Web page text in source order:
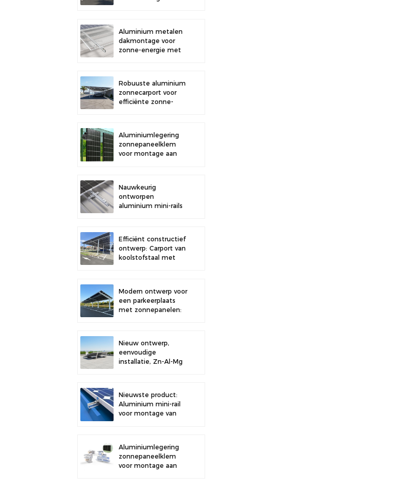
Aluminium metalen
dakmontage voor
zonne-energie met
Robuuste aluminium
zonnecarport voor
efficiënte zonne-
Aluminiumlegering
zonnepaneelklem
voor montage aan
Nauwkeurig
ontworpen
aluminium mini-rails
stabiliteit.
Efficiënt constructief
ontwerp: Carport van
koolstofstaal met
efficiëntie.
Modern ontwerp voor
een parkeerplaats
met zonnepanelen:
een
montagesysteem
voor zonnepanelen.
Nieuw ontwerp,
eenvoudige
installatie, Zn-Al-Mg
Nieuwste product:
Aluminium mini-rail
voor montage van
Aluminiumlegering
zonnepaneelklem
voor montage aan